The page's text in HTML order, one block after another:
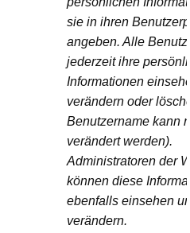
sie in ihren
angeben. Alle
jederzeit ihre
Informationen
verändern oder
Benutzername kann
verändert werden).
Administratoren der
können diese
ebenfalls einsehen
verändern.